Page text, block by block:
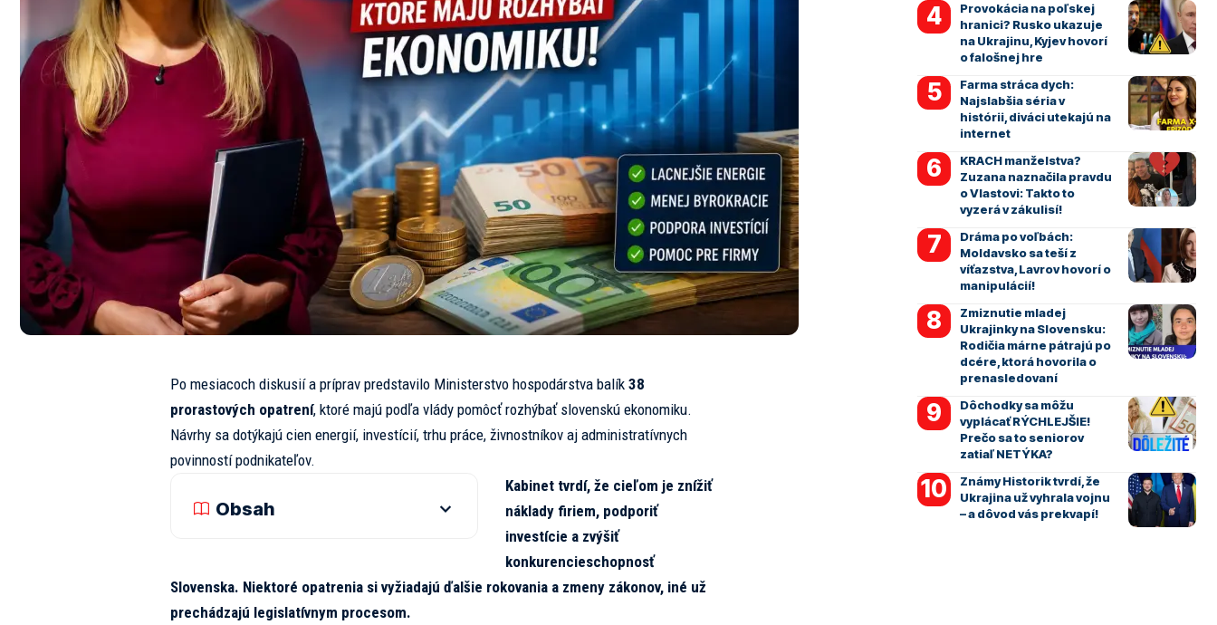
Po mesiacoch diskusií a príprav predstavilo Ministerstvo hospodárstva balík 38
prorastových opatrení, ktoré majú podľa vlády pomôcť rozhýbať slovenskú ekonomiku.
Návrhy sa dotýkajú cien energií, investícií, trhu práce, živnostníkov aj administratívnych
povinností podnikateľov.
Obsah
Kabinet tvrdí, že cieľom je znížiť
náklady firiem, podporiť
investície a zvýšiť
konkurencieschopnosť
Slovenska. Niektoré opatrenia si vyžiadajú ďalšie rokovania a zmeny zákonov, iné už
prechádzajú legislatívnym procesom.
Provokácia na poľskej
hranici? Rusko ukazuje
na Ukrajinu, Kyjev hovorí
o falošnej hre
Farma stráca dych:
Najslabšia séria v
histórii, diváci utekajú na
internet
KRACH manželstva?
Zuzana naznačila pravdu
o Vlastovi: Takto to
vyzerá v zákulisí!
Dráma po voľbách:
Moldavsko sa teší z
víťazstva, Lavrov hovorí o
manipulácií!
Zmiznutie mladej
Ukrajinky na Slovensku:
Rodičia márne pátrajú po
dcére, ktorá hovorila o
prenasledovaní
Dôchodky sa môžu
vyplácať RÝCHLEJŠIE!
Prečo sa to seniorov
zatiaľ NETÝKA?
Známy Historik tvrdí, že
Ukrajina už vyhrala vojnu
– a dôvod vás prekvapí!